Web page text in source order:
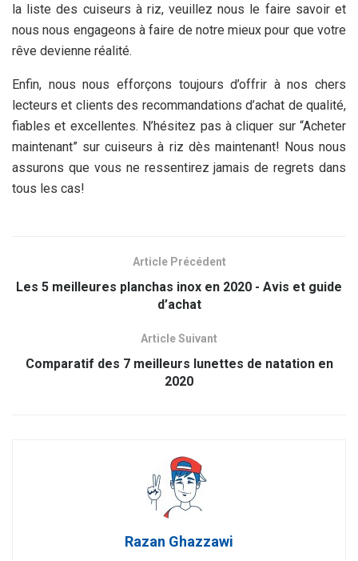
la liste des cuiseurs à riz, veuillez nous le faire savoir et
nous nous engageons à faire de notre mieux pour que votre
rêve devienne réalité.
Enfin, nous nous efforçons toujours d’offrir à nos chers
lecteurs et clients des recommandations d’achat de qualité,
fiables et excellentes. N’hésitez pas à cliquer sur “Acheter
maintenant” sur cuiseurs à riz dès maintenant! Nous nous
assurons que vous ne ressentirez jamais de regrets dans
tous les cas!
Article Précédent
Les 5 meilleures planchas inox en 2020 - Avis et guide
d’achat
Article Suivant
Comparatif des 7 meilleurs lunettes de natation en
2020
Razan Ghazzawi